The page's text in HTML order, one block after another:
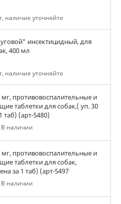
наличие уточняйте
инсектицидный, для
400 мл
наличие уточняйте
противовоспалительные и
таблетки для собак,( уп. 30
таб) (арт-5480)
В наличии
противовоспалительные и
таблетки для собак,
за 1 таб) (арт-5497
В наличии